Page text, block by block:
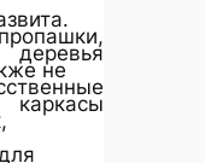
не
каркасы